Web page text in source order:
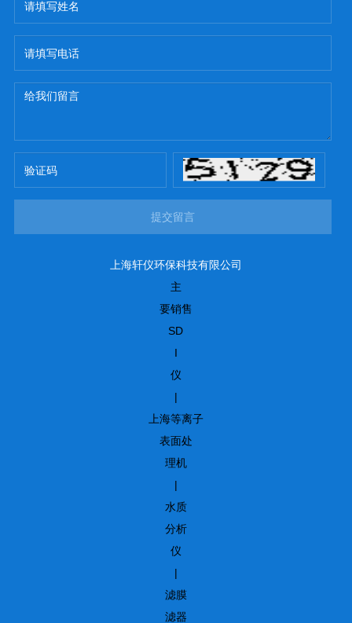
提交留言
上海轩仪环保科技有限公司
主
要销售
SD
I
仪
|
上海等离子
表面处
理机
|
水质
分析
仪
|
滤膜
滤器